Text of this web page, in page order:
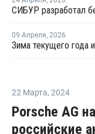
09 Апреля, 2026
22 Марта, 2024
Porsche AG
российские